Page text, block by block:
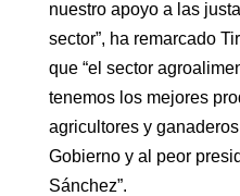
nuestro apoyo a las
sector”, ha remarcado
que “el sector
tenemos los mejores
agricultores y
Gobierno y al peor
Sánchez”.